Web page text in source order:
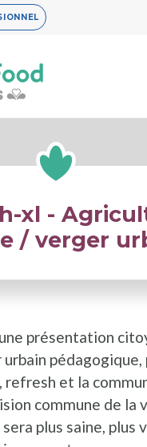
xl -
/ verger
présentation
et la
commune de la
plus saine, plus